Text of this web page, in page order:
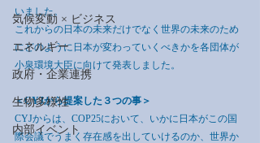
気候変動 × ビジネス
エネルギー
政府・企業連携
生物多様性
内部イベント
いました。
これからの日本の未来だけでなく世界の未来のため
にどのように日本が変わっていくべきかを各団体が
小泉環境大臣に向けて発表しました。
＜CYJから提案した３つの事＞
CYJからは、COP25において、いかに日本がこの国
際会議でうまく存在感を出していけるのか、世界か